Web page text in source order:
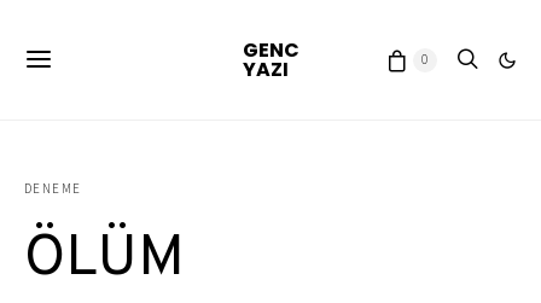
GENC
YAZI 0
DENEME
ÖLÜM